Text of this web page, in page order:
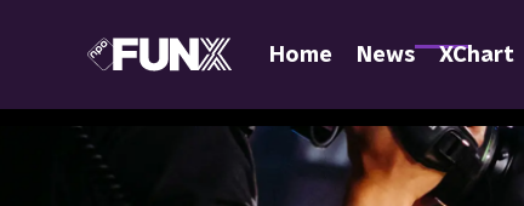
Home News XChart